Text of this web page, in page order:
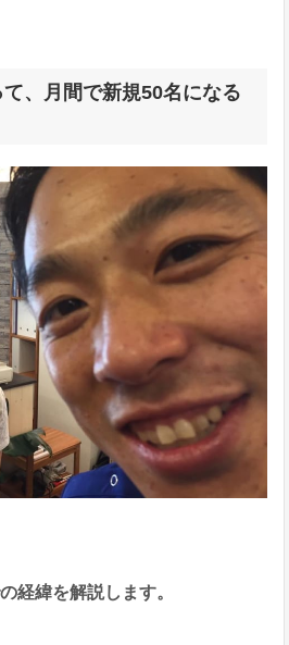
、月間で新規50名になる
経緯を解説します。